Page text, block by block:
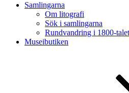
Samlingarna
Om litografi
Sök i samlingarna
Rundvandring i 1800-
Museibutiken